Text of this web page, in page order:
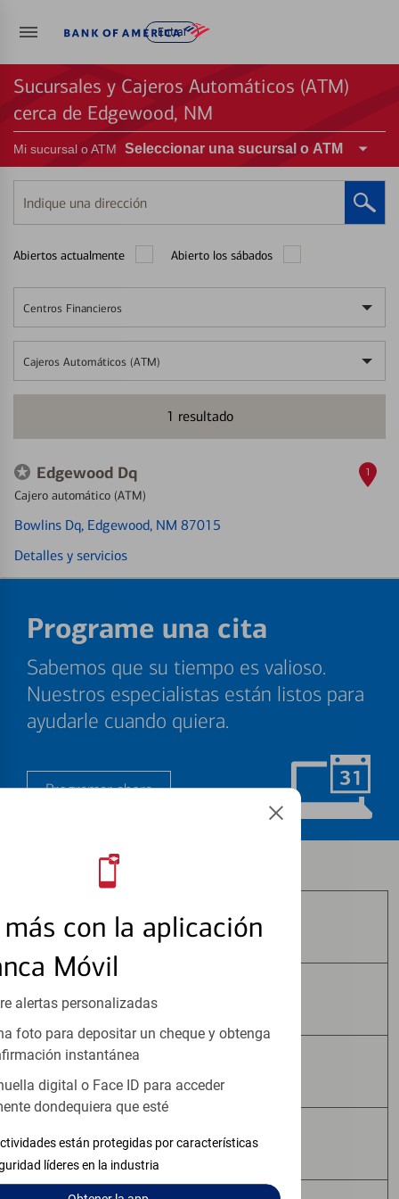
Entrar
con la aplicación
Móvil
alertas personalizadas
foto para depositar un cheque y obtenga
instantánea
digital o Face ID para acceder
dondequiera que esté
están protegidas por características
líderes en la industria
Sucursales y Cajeros Automáticos (ATM)
cerca de Edgewood, NM
Mi sucursal o ATM Seleccionar una sucursal o ATM
Indique
una
Abiertos actualmente Abierto los sábados
Centros Financieros
Cajeros Automáticos (ATM)
1 resultado
Edgewood Dq
Cajero automático (ATM)
Bowlins Dq, Edgewood, NM 87015
Detalles y servicios
1
Programe una cita
Sabemos que su tiempo es valioso.
Nuestros especialistas están listos para
ayudarle cuando quiera.
Programar ahora
Los productos de inversión y seguros:
No Están Asegurados por FDIC
No Tienen Garantía Bancaria
No Constituyen Depósitos